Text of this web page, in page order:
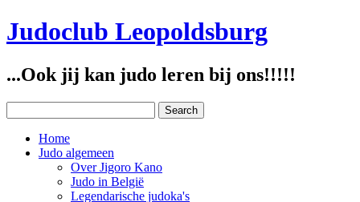
Judoclub Leopoldsburg
...Ook jij kan judo leren bij ons!!!!!
Home
Judo algemeen
Over Jigoro Kano
Judo in België
Legendarische judoka's